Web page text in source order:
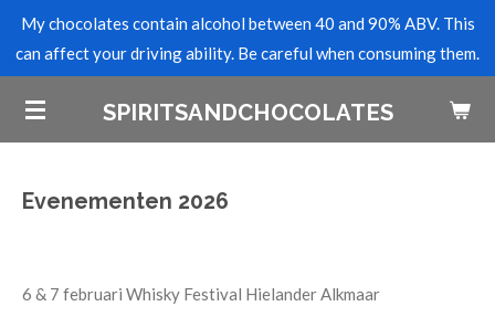
Skip
to
content
SPIRITSANDCHOCOLATES
My chocolates contain alcohol between 40 and 90% ABV. This
can affect your driving ability. Be careful when consuming them.
Evenementen 2026
6 & 7 februari Whisky Festival Hielander Alkmaar